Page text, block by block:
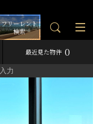
フリーレント
検索
最近見た物件 0
力